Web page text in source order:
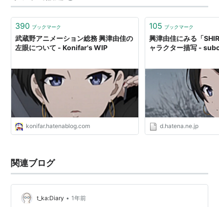
までは花が楽しめそうなので、また出かけてみたい。 今
日もカメラは花でいっぱい…
390 ブックマーク
武蔵野アニメーション総務 興津由佳の
左眼について - Konifar's WIP
konifar.hatenablog.com
105 ブックマーク
興津由佳にみる「
ャラクター描写 -
d.hatena.ne.jp
関連ブログ
t_ka:Diary • 1年前